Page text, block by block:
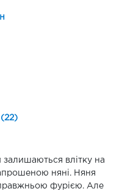
залишаються влітку на
няні. Няня
фурією. Але